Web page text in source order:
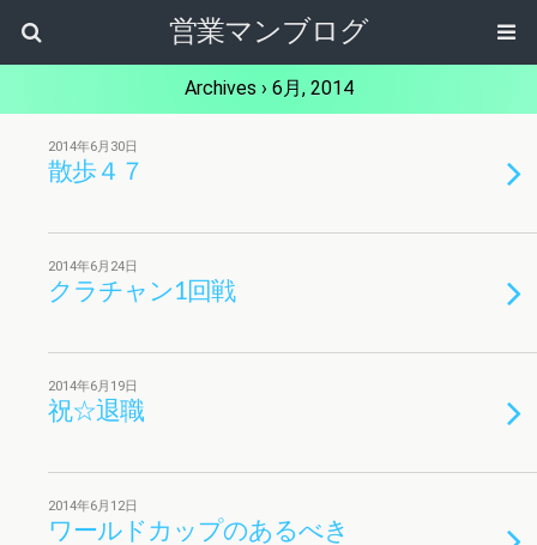
営業マンブログ
Archives › 6月, 2014
2014年6月30日
散歩４７
2014年6月24日
クラチャン1回戦
2014年6月19日
祝☆退職
2014年6月12日
ワールドカップのあるべき